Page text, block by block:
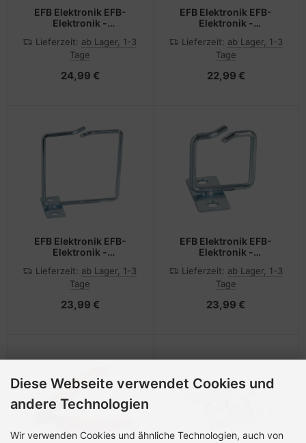
EFB Elektronik EFB-
Elektronik -
48.3 cm (19")
Lieferzeit: ab Lager, 1-3
Tage
24,99 €
EFB Elektronik EFB-
Elektronik -
48.3 cm (19")
Lieferzeit: ab Lager, 1-3
Tage
22,99 €
EFB Elektronik EFB-
Elektronik -
an Frontpaneel
montierbar - 1U - 48.3
Lieferzeit: ab Lager, 1-3
Tage
23,99 €
EFB Elektronik EFB-
Elektronik -
an Frontpaneel
montierbar - 1U - 48.3
Lieferzeit: ab Lager, 1-3
Tage
23,99 €
Diese Webseite verwendet Cookies und
andere Technologien
Wir verwenden Cookies und ähnliche Technologien, auch von